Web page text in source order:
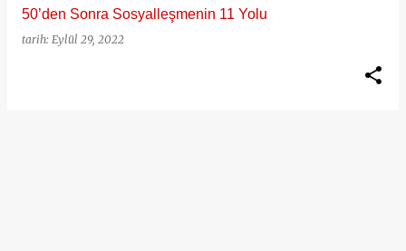
50’den Sonra Sosyalleşmenin 11 Yolu
tarih: Eylül 29, 2022